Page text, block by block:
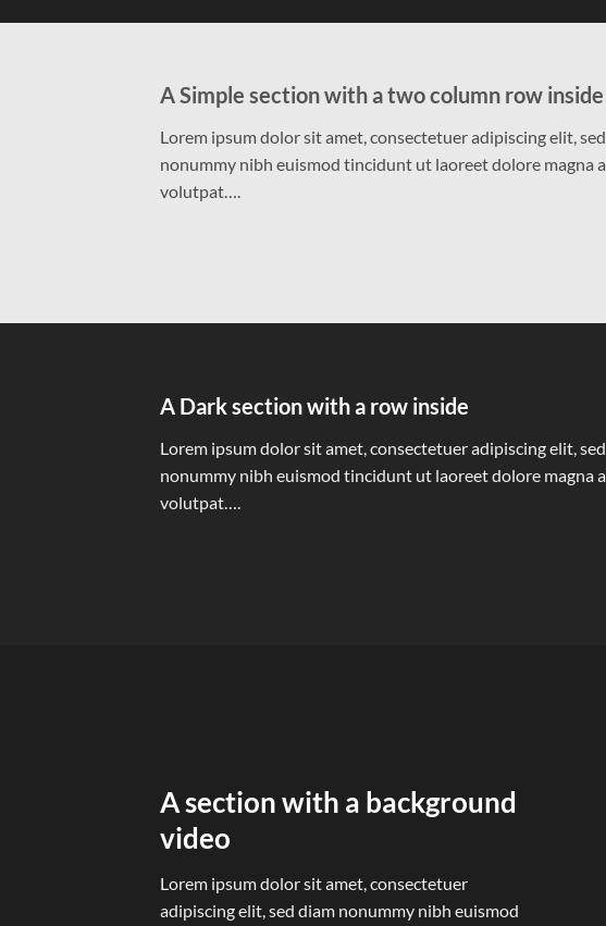
A Simple section with a two column row inside
Lorem ipsum dolor sit amet, consectetuer adipiscing elit,
nonummy nibh euismod tincidunt ut laoreet dolore magna
volutpat….
A Dark section with a row inside
Lorem ipsum dolor sit amet, consectetuer adipiscing elit,
nonummy nibh euismod tincidunt ut laoreet dolore magna
volutpat….
A section with a background
video
Lorem ipsum dolor sit amet, consectetuer
adipiscing elit, sed diam nonummy nibh euismod